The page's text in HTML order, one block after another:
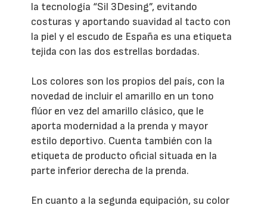
la tecnología “Sil 3Desing”, evitando
costuras y aportando suavidad al tacto con
la piel y el escudo de España es una etiqueta
tejida con las dos estrellas bordadas.
Los colores son los propios del país, con la
novedad de incluir el amarillo en un tono
flúor en vez del amarillo clásico, que le
aporta modernidad a la prenda y mayor
estilo deportivo. Cuenta también con la
etiqueta de producto oficial situada en la
parte inferior derecha de la prenda.
En cuanto a la segunda equipación, su color